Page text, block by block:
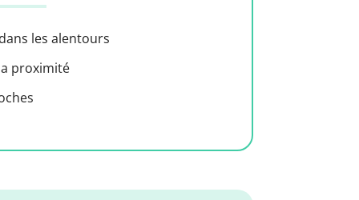
les alentours
proximité